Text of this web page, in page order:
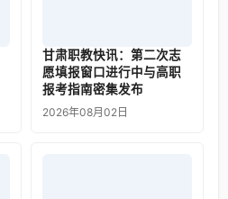
甘肃职教快讯：第二次志
愿填报窗口进行中与高职
报考指南密集发布
2026年08月02日